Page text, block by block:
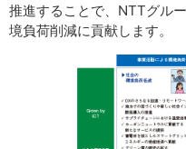
推進することで、NTTグル
境負荷削減に貢献します。